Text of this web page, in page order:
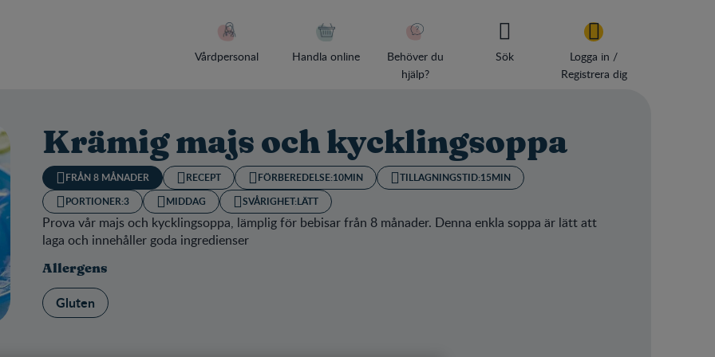
Vårdpersonal Handla online
Behöver du
hjälp?
Sök
Logga in /
Registrera dig
Krämig majs och kycklingsoppa
FRÅN 8 MÅNADER RECEPT FÖRBEREDELSE:10MIN TILLAGNINGSTID:15MIN
PORTIONER:3 MIDDAG SVÅRIGHET:LÄTT
Prova vår majs och kycklingsoppa, lämplig för bebisar från 8 månader. Denna enkla soppa är lätt att
laga och innehåller goda ingredienser
Allergens
Gluten